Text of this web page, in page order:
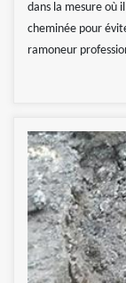
dans la mesure où
cheminée pour
ramoneur